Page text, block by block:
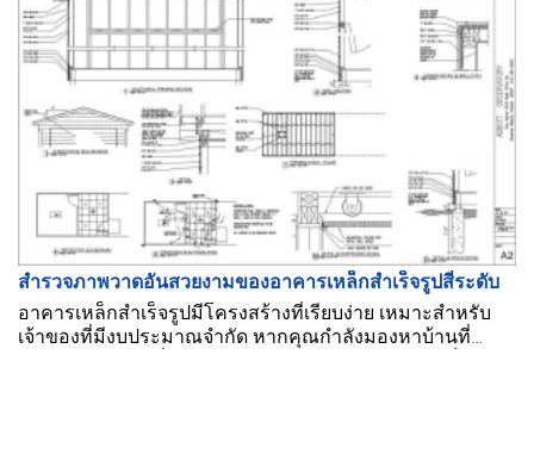
สำรวจภาพวาดอันสวยงามของอาคารเหล็กสำเร็จรูปสี่ระดับ
อาคารเหล็กสำเร็จรูปมีโครงสร้างที่เรียบง่าย เหมาะสำหรับ
เจ้าของที่มีงบประมาณจำกัด หากคุณกำลังมองหาบ้านที่